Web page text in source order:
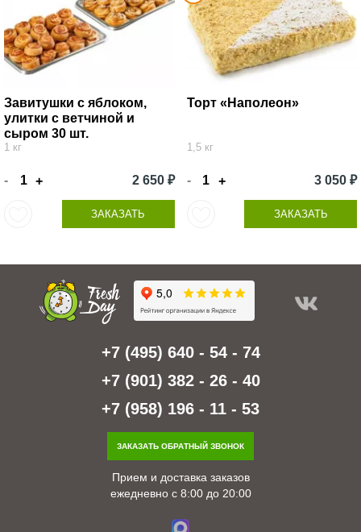
Завитушки с яблоком,
улитки с ветчиной и
сыром 30 шт.
1 кг
- + 2 650 ₽
ЗАКАЗАТЬ
Торт «Наполеон»
1,5 кг
- + 3 050 ₽
ЗАКАЗАТЬ
+7 (495) 640 - 54 - 74
+7 (901) 382 - 26 - 40
+7 (958) 196 - 11 - 53
ЗАКАЗАТЬ ОБРАТНЫЙ ЗВОНОК
Прием и доставка заказов
ежедневно с 8:00 до 20:00